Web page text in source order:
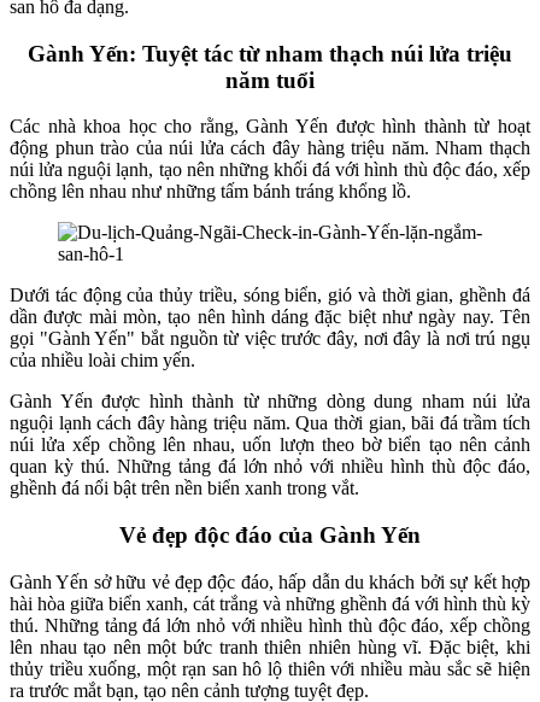
san hô đa dạng.
Gành Yến: Tuyệt tác từ nham thạch núi lửa triệu
năm tuổi
Các nhà khoa học cho rằng, Gành Yến được hình thành từ hoạt
động phun trào của núi lửa cách đây hàng triệu năm. Nham thạch
núi lửa nguội lạnh, tạo nên những khối đá với hình thù độc đáo, xếp
chồng lên nhau như những tấm bánh tráng khổng lồ.
Dưới tác động của thủy triều, sóng biển, gió và thời gian, ghềnh đá
dần được mài mòn, tạo nên hình dáng đặc biệt như ngày nay. Tên
gọi "Gành Yến" bắt nguồn từ việc trước đây, nơi đây là nơi trú ngụ
của nhiều loài chim yến.
Gành Yến được hình thành từ những dòng dung nham núi lửa
nguội lạnh cách đây hàng triệu năm. Qua thời gian, bãi đá trầm tích
núi lửa xếp chồng lên nhau, uốn lượn theo bờ biển tạo nên cảnh
quan kỳ thú. Những tảng đá lớn nhỏ với nhiều hình thù độc đáo,
ghềnh đá nổi bật trên nền biển xanh trong vắt.
Vẻ đẹp độc đáo của Gành Yến
Gành Yến sở hữu vẻ đẹp độc đáo, hấp dẫn du khách bởi sự kết hợp
hài hòa giữa biển xanh, cát trắng và những ghềnh đá với hình thù kỳ
thú. Những tảng đá lớn nhỏ với nhiều hình thù độc đáo, xếp chồng
lên nhau tạo nên một bức tranh thiên nhiên hùng vĩ. Đặc biệt, khi
thủy triều xuống, một rạn san hô lộ thiên với nhiều màu sắc sẽ hiện
ra trước mắt bạn, tạo nên cảnh tượng tuyệt đẹp.